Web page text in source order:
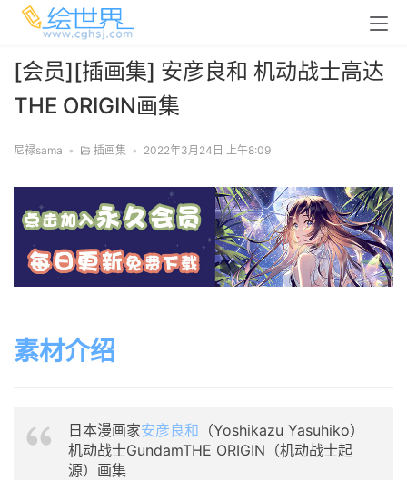
[会员][插画集] 安彦良和 机动战士高达
THE ORIGIN画集
尼禄sama • 插画集 • 2022年3月24日 上午8:09
素材介绍
日本漫画家安彦良和 （Yoshikazu Yasuhiko）
机动战士GundamTHE ORIGIN（机动战士起
源）画集